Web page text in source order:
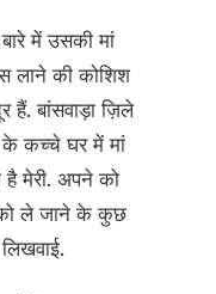
में उसकी मां
लाने की कोशिश
हैं. बांसवाड़ा ज़िले
कच्चे घर में मां
है मेरी. अपने को
को ले जाने के कुछ